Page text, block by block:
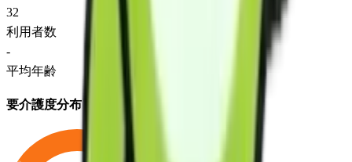
32
利用者数
-
平均年齢
要介護度分布